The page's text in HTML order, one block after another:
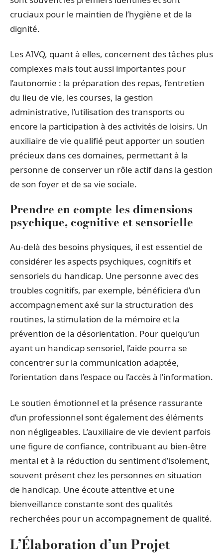
cruciaux pour le maintien de l’hygiène et de la
dignité.
Les AIVQ, quant à elles, concernent des tâches plus
complexes mais tout aussi importantes pour
l’autonomie : la préparation des repas, l’entretien
du lieu de vie, les courses, la gestion
administrative, l’utilisation des transports ou
encore la participation à des activités de loisirs. Un
auxiliaire de vie qualifié peut apporter un soutien
précieux dans ces domaines, permettant à la
personne de conserver un rôle actif dans la gestion
de son foyer et de sa vie sociale.
Prendre en compte les dimensions
psychique, cognitive et sensorielle
Au-delà des besoins physiques, il est essentiel de
considérer les aspects psychiques, cognitifs et
sensoriels du handicap. Une personne avec des
troubles cognitifs, par exemple, bénéficiera d’un
accompagnement axé sur la structuration des
routines, la stimulation de la mémoire et la
prévention de la désorientation. Pour quelqu’un
ayant un handicap sensoriel, l’aide pourra se
concentrer sur la communication adaptée,
l’orientation dans l’espace ou l’accès à l’information.
Le soutien émotionnel et la présence rassurante
d’un professionnel sont également des éléments
non négligeables. L’auxiliaire de vie devient parfois
une figure de confiance, contribuant au bien-être
mental et à la réduction du sentiment d’isolement,
souvent présent chez les personnes en situation
de handicap. Une écoute attentive et une
bienveillance constante sont des qualités
recherchées pour un accompagnement de qualité.
L’Élaboration d’un Projet